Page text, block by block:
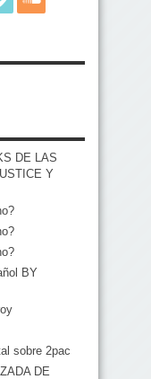
DE LAS
Y
BY
sobre 2pac
DE